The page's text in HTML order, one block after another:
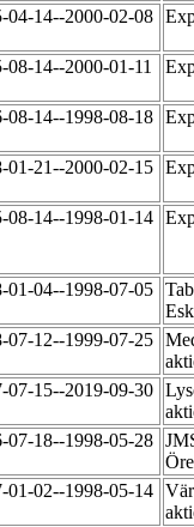
04-14--2000-02-08
08-14--2000-01-11
08-14--1998-08-18
01-21--2000-02-15
08-14--1998-01-14
01-04--1998-07-05
07-12--1999-07-25
07-15--2019-09-30
07-18--1998-05-28
01-02--1998-05-14